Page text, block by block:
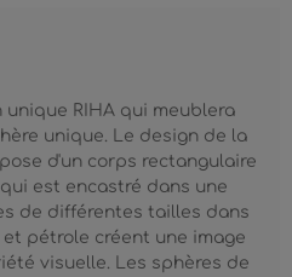
unique RIHA qui meublera
unique. Le design de la
d'un corps rectangulaire
est encastré dans une
de différentes tailles dans
pétrole créent une image
visuelle. Les sphères de